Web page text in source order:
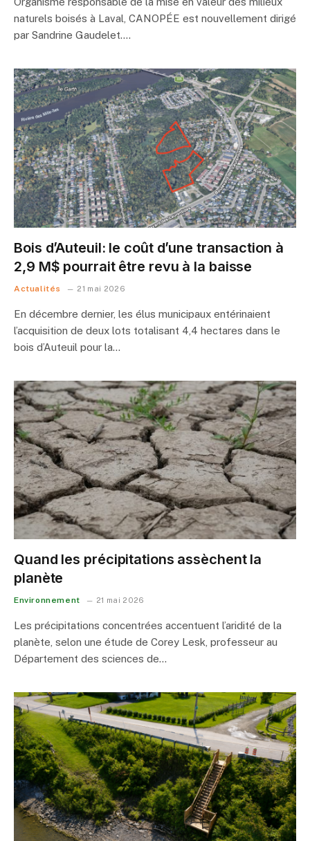
naturels boisés à Laval, CANOPÉE est nouvellement dirigé
par Sandrine Gaudelet.…
Bois d’Auteuil: le coût d’une transaction à
2,9 M$ pourrait être revu à la baisse
Actualités 21 mai 2026
En décembre dernier, les élus municipaux entérinaient
l’acquisition de deux lots totalisant 4,4 hectares dans le
bois d’Auteuil pour la…
Quand les précipitations assèchent la
planète
Environnement 21 mai 2026
Les précipitations concentrées accentuent l’aridité de la
planète, selon une étude de Corey Lesk, professeur au
Département des sciences de…